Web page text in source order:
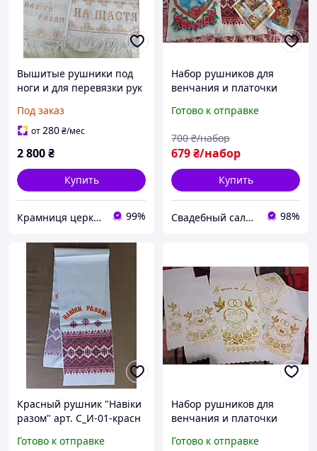
Вышитые рушники под
ноги и для перевязки рук
(ручная работа)
Под заказ
от280₴/мес
2 800₴
Купить
Крамниця церковних виробів «Грааль» 99%
Набор рушников для
венчания и платочки
русск.языке
Готово к отправке
679₴/набор
700 ₴/набор
Купить
Свадебный салон "ПРИНЦЕССА" 98%
Красный рушник "Навіки
разом" арт. С_И-01-красн
Готово к отправке
Набор рушников для
венчания и платочки
Готово к отправке